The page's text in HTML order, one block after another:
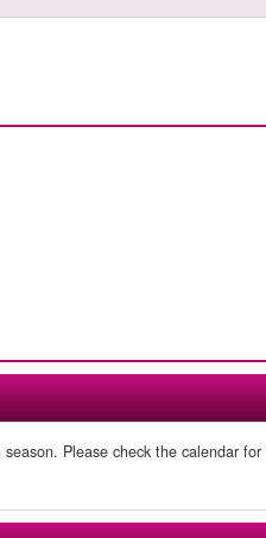
Please check the calendar